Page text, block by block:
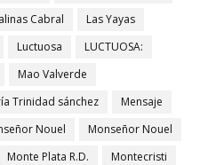
Cabral
Las Yayas
Luctuosa
LUCTUOSA:
Mao Valverde
Trinidad sánchez
Mensaje
Nouel
Monseñor Nouel
Monte Plata R.D.
Montecristi